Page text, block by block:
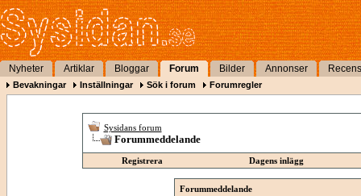
Nyheter Artiklar Bloggar Forum Bilder Annonser
Bevakningar Inställningar Sök i forum Forumregler
Sysidans forum
Forummeddelande
Registrera Dagens inlägg
Forummeddelande